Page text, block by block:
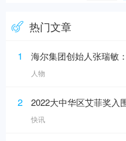
热门文章
1 海尔集团创始人张瑞敏：人最
人物
2 2022大中华区艾菲奖入
快讯